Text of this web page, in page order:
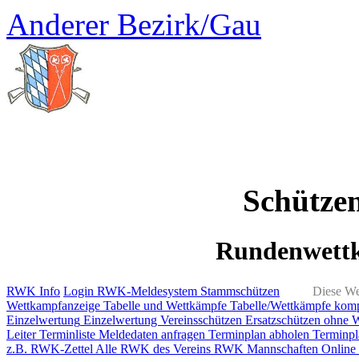
Anderer Bezirk/Gau
Diese
RWK Info Login RWK-Meldesystem Stammschützen
Wettkampfanzeige Tabelle und Wettkämpfe Tabelle/Wettkämpfe
Einzelwertung Einzelwertung Vereinsschützen Ersatzschützen ohne
LeiterTerminliste Meldedaten anfragen Terminplan abholen
z.B. RWK-Zettel Alle RWK des Vereins RWK Mannschaften Online